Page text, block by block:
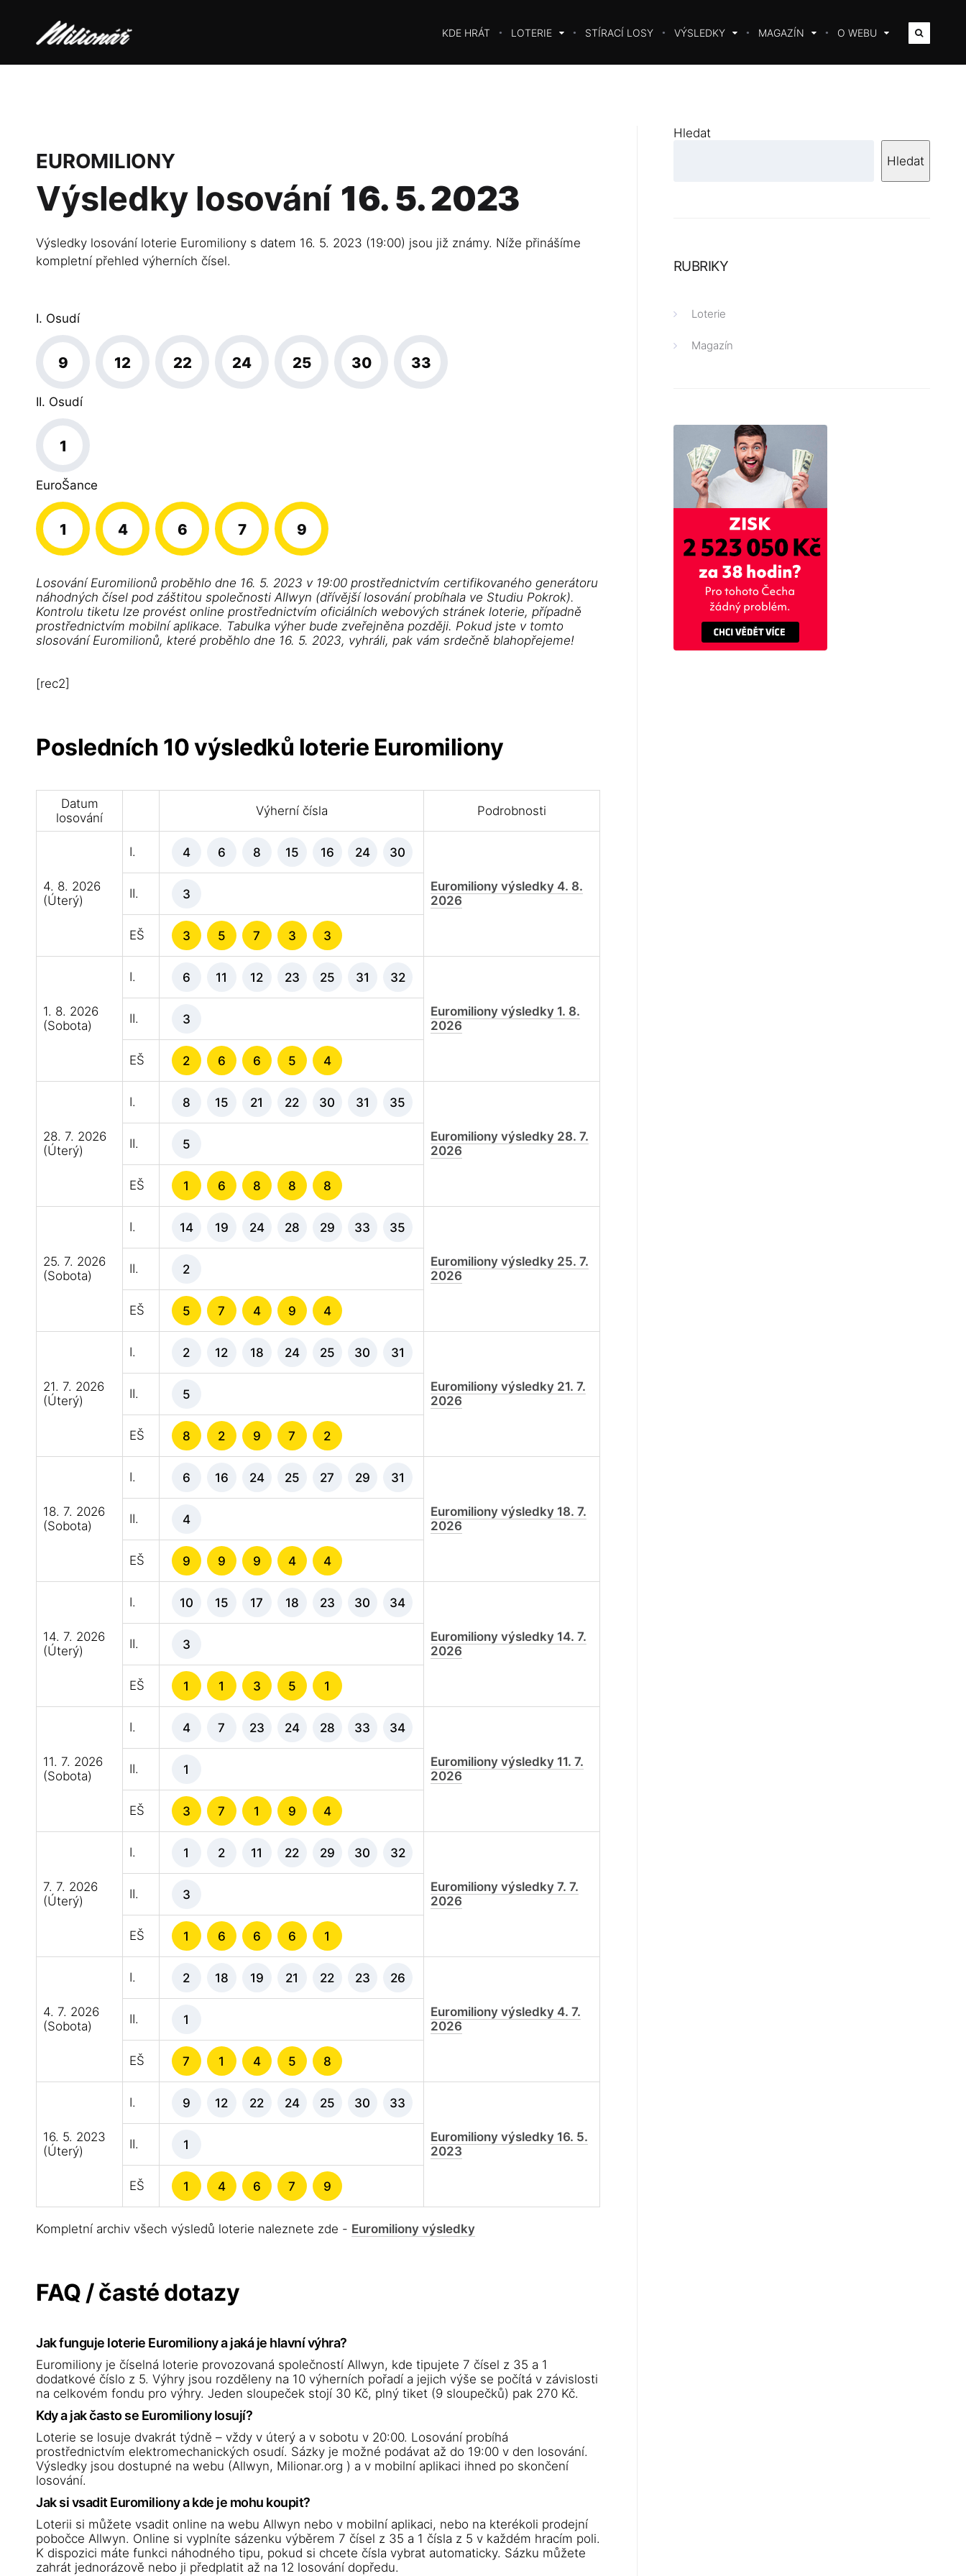
KDE HRÁT LOTERIE STÍRACÍ LOSY VÝSLEDKY MAGAZÍN O WEBU
EUROMILIONY
Výsledky losování 16. 5. 2023
Výsledky losování loterie Euromiliony s datem 16. 5. 2023 (19:00) jsou již známy. Níže přinášíme
kompletní přehled výherních čísel.
I. Osudí
9 12 22 24 25 30 33
II. Osudí
1
EuroŠance
1 4 6 7 9
Losování Euromilionů proběhlo dne 16. 5. 2023 v 19:00 prostřednictvím certifikovaného generátoru
náhodných čísel pod záštitou společnosti Allwyn (dřívější losování probíhala ve Studiu Pokrok).
Kontrolu tiketu lze provést online prostřednictvím oficiálních webových stránek loterie, případně
prostřednictvím mobilní aplikace. Tabulka výher bude zveřejněna později. Pokud jste v tomto
slosování Euromilionů, které proběhlo dne 16. 5. 2023, vyhráli, pak vám srdečně blahopřejeme!
[rec2]
Posledních 10 výsledků loterie Euromiliony
Datum
losování
Výherní čísla Podrobnosti
4. 8. 2026
(Úterý)
I. 4 6 8 15 16 24 30
Euromiliony výsledky 4. 8.
2026
II. 3
EŠ 3 5 7 3 3
1. 8. 2026
(Sobota)
I. 6 11 12 23 25 31 32
Euromiliony výsledky 1. 8.
2026
II. 3
EŠ 2 6 6 5 4
28. 7. 2026
(Úterý)
I. 8 15 21 22 30 31 35
Euromiliony výsledky 28. 7.
2026
II. 5
EŠ 1 6 8 8 8
25. 7. 2026
(Sobota)
I. 14 19 24 28 29 33 35
Euromiliony výsledky 25. 7.
2026
II. 2
EŠ 5 7 4 9 4
21. 7. 2026
(Úterý)
I. 2 12 18 24 25 30 31
Euromiliony výsledky 21. 7.
2026
II. 5
EŠ 8 2 9 7 2
18. 7. 2026
(Sobota)
I. 6 16 24 25 27 29 31
Euromiliony výsledky 18. 7.
2026
II. 4
EŠ 9 9 9 4 4
14. 7. 2026
(Úterý)
I. 10 15 17 18 23 30 34
Euromiliony výsledky 14. 7.
2026
II. 3
EŠ 1 1 3 5 1
11. 7. 2026
(Sobota)
I. 4 7 23 24 28 33 34
Euromiliony výsledky 11. 7.
2026
II. 1
EŠ 3 7 1 9 4
7. 7. 2026
(Úterý)
I. 1 2 11 22 29 30 32
Euromiliony výsledky 7. 7.
2026
II. 3
EŠ 1 6 6 6 1
4. 7. 2026
(Sobota)
I. 2 18 19 21 22 23 26
Euromiliony výsledky 4. 7.
2026
II. 1
EŠ 7 1 4 5 8
16. 5. 2023
(Úterý)
I. 9 12 22 24 25 30 33
Euromiliony výsledky 16. 5.
2023
II. 1
EŠ 1 4 6 7 9
Kompletní archiv všech výsledů loterie naleznete zde - Euromiliony výsledky
FAQ / časté dotazy
Jak funguje loterie Euromiliony a jaká je hlavní výhra?
Euromiliony je číselná loterie provozovaná společností Allwyn, kde tipujete 7 čísel z 35 a 1
dodatkové číslo z 5. Výhry jsou rozděleny na 10 výherních pořadí a jejich výše se počítá v závislosti
na celkovém fondu pro výhry. Jeden sloupeček stojí 30 Kč, plný tiket (9 sloupečků) pak 270 Kč.
Kdy a jak často se Euromiliony losují?
Loterie se losuje dvakrát týdně – vždy v úterý a v sobotu v 20:00. Losování probíhá
prostřednictvím elektromechanických osudí. Sázky je možné podávat až do 19:00 v den losování.
Výsledky jsou dostupné na webu (Allwyn, Milionar.org ) a v mobilní aplikaci ihned po skončení
losování.
Jak si vsadit Euromiliony a kde je mohu koupit?
Loterii si můžete vsadit online na webu Allwyn nebo v mobilní aplikaci, nebo na kterékoli prodejní
pobočce Allwyn. Online si vyplníte sázenku výběrem 7 čísel z 35 a 1 čísla z 5 v každém hracím poli.
K dispozici máte funkci náhodného tipu, pokud si chcete čísla vybrat automaticky. Sázku můžete
zahrát jednorázově nebo ji předplatit až na 12 losování dopředu.
Hledat
Hledat
RUBRIKY
Loterie
Magazín